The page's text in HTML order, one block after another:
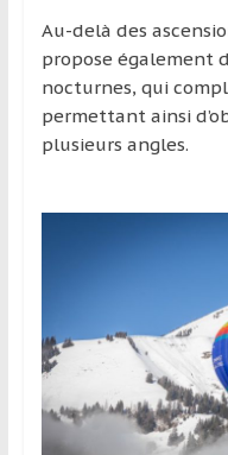
Au-delà des
propose également
nocturnes, qui
permettant ainsi
plusieurs angles.